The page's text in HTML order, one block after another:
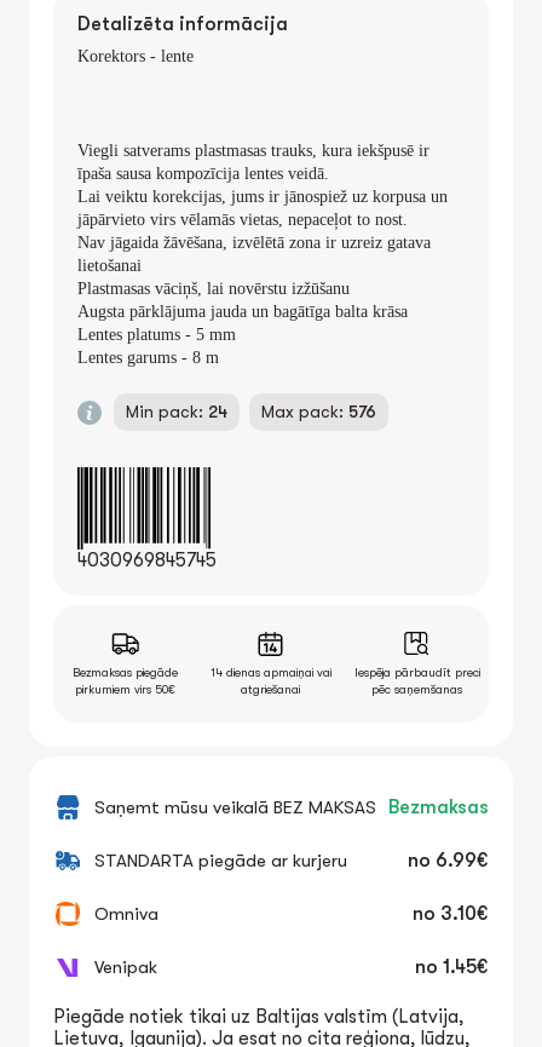
Detalizēta informācija
Korektors - lente
Viegli satverams plastmasas trauks, kura iekšpusē ir
īpaša sausa kompozīcija lentes veidā.
Lai veiktu korekcijas, jums ir jānospiež uz korpusa un
jāpārvieto virs vēlamās vietas, nepaceļot to nost.
Nav jāgaida žāvēšana, izvēlētā zona ir uzreiz gatava
lietošanai
Plastmasas vāciņš, lai novērstu izžūšanu
Augsta pārklājuma jauda un bagātīga balta krāsa
Lentes platums - 5 mm
Lentes garums - 8 m
Min pack: 24 Max pack: 576
4030969845745
Bezmaksas piegāde
pirkumiem virs 50€
14 dienas apmaiņai vai
atgriešanai
Iespēja pārbaudīt preci
pēc saņemšanas
Saņemt mūsu veikalā BEZ MAKSAS Bezmaksas
STANDARTA piegāde ar kurjeru no 6.99€
Omniva no 3.10€
Venipak no 1.45€
Piegāde notiek tikai uz Baltijas valstīm (Latvija,
Lietuva, Igaunija). Ja esat no cita reģiona, lūdzu,